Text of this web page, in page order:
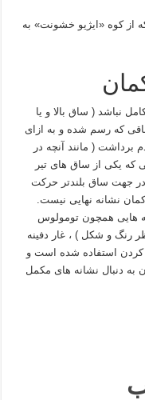
از کوه «ایژیو خشونت» به
نباشد ( ساق بالا و یا
که رسم شده و به ازای
( مانند آنچه در
که یکی از ساق های تیر
در جهت ساق بلندتر حرکت
نشانه نهایی نیست.
هایی همچون تومولوس
رنگ و شکل ) ، غار دفینه
کردن استفاده شده است و
به دنبال نشانه های مکمل